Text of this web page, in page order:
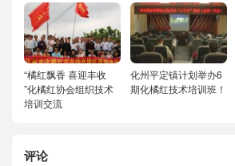
“橘红飘香 喜迎丰收
”化橘红协会组织技术
培训交流
化州平定镇计划举办6
期化橘红技术培训班！
评论